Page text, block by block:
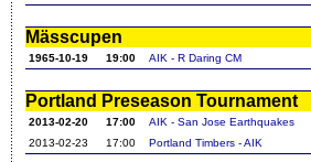
Mässcupen
1965-10-19 19:00 AIK - R Daring CM
Portland Preseason Tournament
2013-02-20 17:00 AIK - San Jose Earthquakes
2013-02-23
17:00 Portland Timbers - AIK